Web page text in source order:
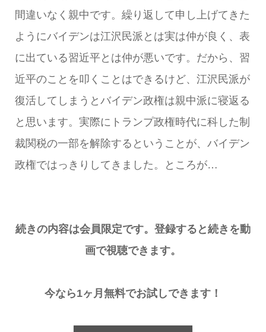
間違いなく親中です。繰り返して申し上げてきた
ようにバイデンは江沢民派とは実は仲が良く、表
に出ている習近平とは仲が悪いです。だから、習
近平のことを叩くことはできるけど、江沢民派が
復活してしまうとバイデン政権は親中派に寝返る
と思います。実際にトランプ政権時代に科した制
裁関税の一部を解除するということが、バイデン
政権ではっきりしてきました。ところが…
続きの内容は会員限定です。登録すると続きを動
画で視聴できます。
今なら1ヶ月無料でお試しできます！